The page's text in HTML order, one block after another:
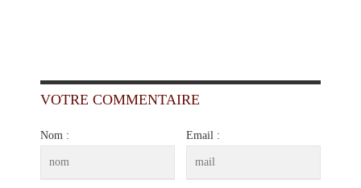
VOTRE COMMENTAIRE
Nom : Email :